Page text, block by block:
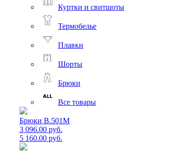
Куртки и свитшоты
Термобелье
Плавки
Шорты
Брюки
Все товары
Брюки B.501M
3 096.00 руб.
5 160.00 руб.